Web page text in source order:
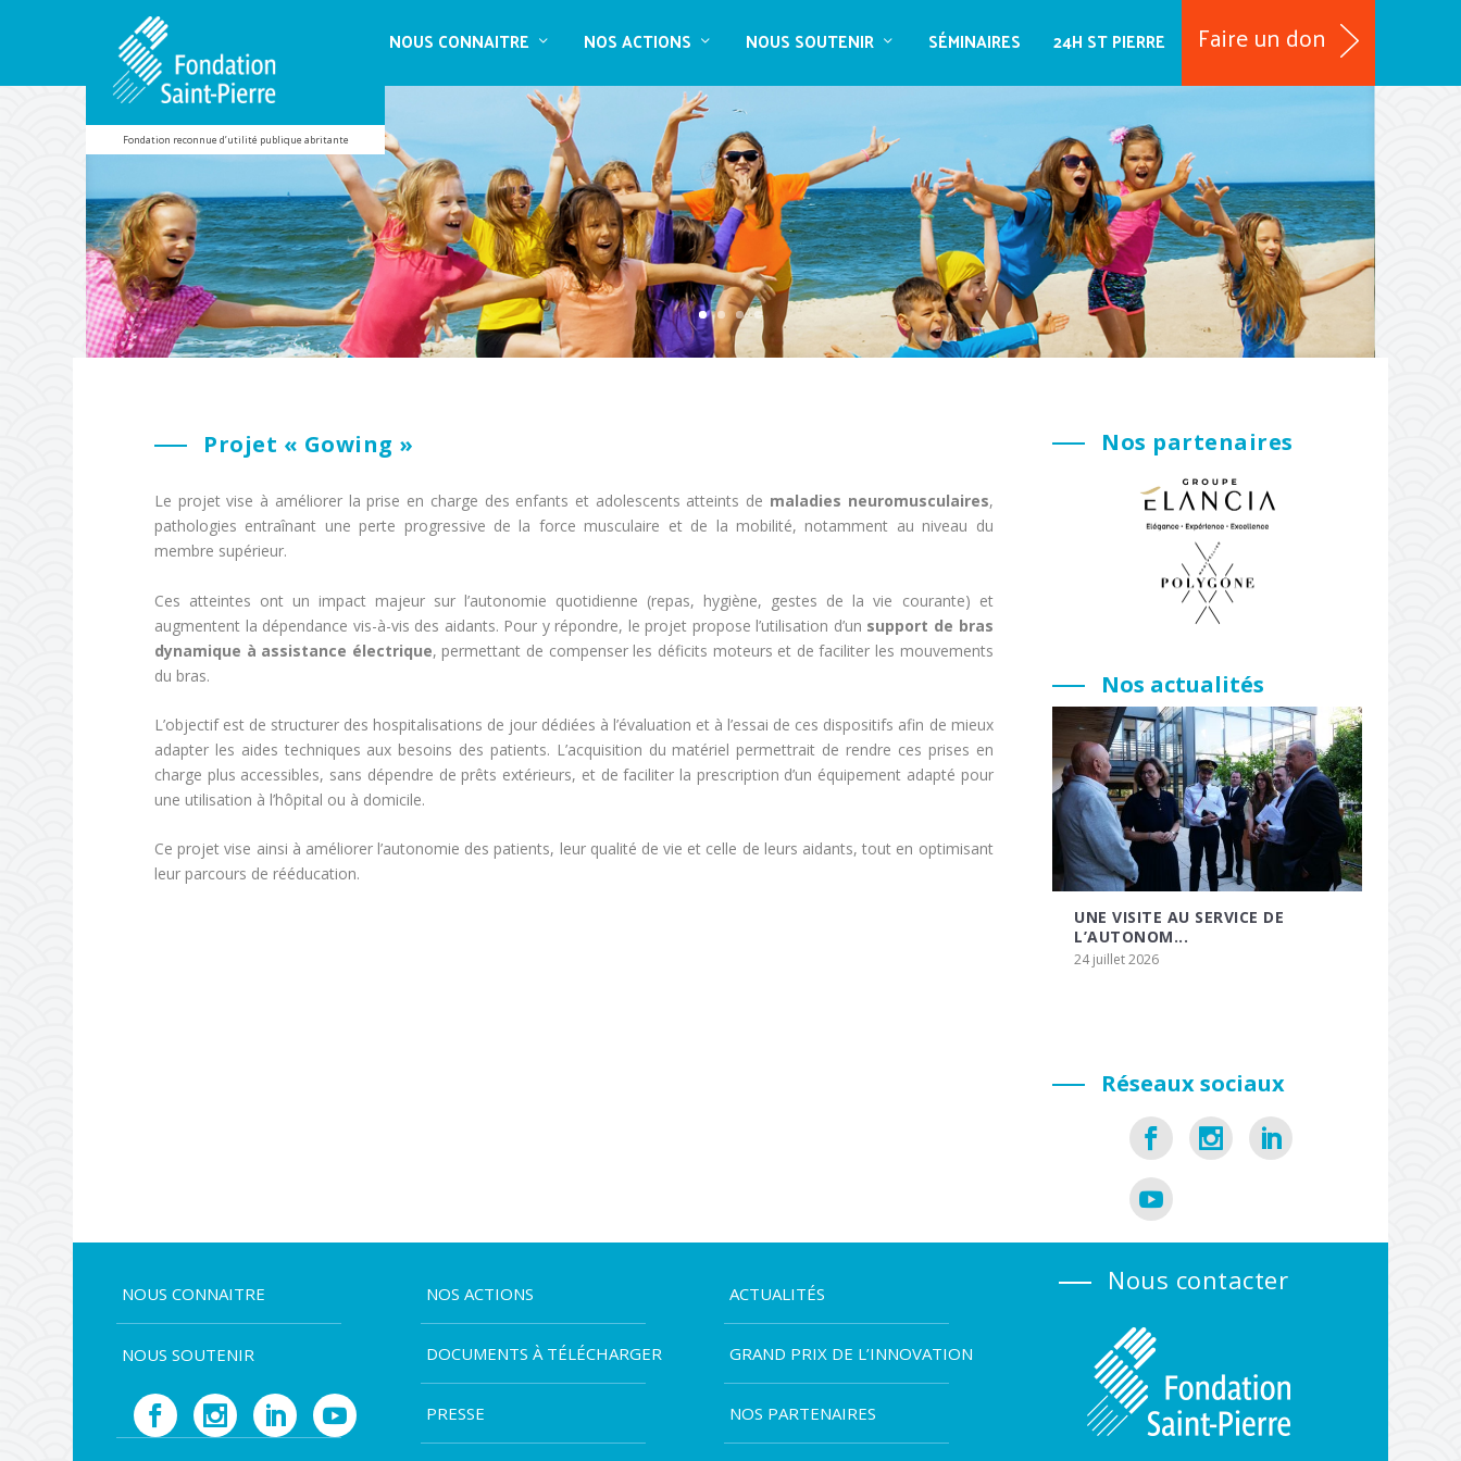
NOUS CONNAITRE NOS ACTIONS NOUS SOUTENIR SÉMINAIRES 24H ST PIERRE Faire un don
Projet « Gowing »
Le projet vise à améliorer la prise en charge des enfants et adolescents atteints de maladies neuromusculaires,
pathologies entraînant une perte progressive de la force musculaire et de la mobilité, notamment au niveau du
membre supérieur.
Ces atteintes ont un impact majeur sur l’autonomie quotidienne (repas, hygiène, gestes de la vie courante) et
augmentent la dépendance vis-à-vis des aidants. Pour y répondre, le projet propose l’utilisation d’un support de bras
dynamique à assistance électrique, permettant de compenser les déficits moteurs et de faciliter les mouvements
du bras.
L’objectif est de structurer des hospitalisations de jour dédiées à l’évaluation et à l’essai de ces dispositifs afin de mieux
adapter les aides techniques aux besoins des patients. L’acquisition du matériel permettrait de rendre ces prises en
charge plus accessibles, sans dépendre de prêts extérieurs, et de faciliter la prescription d’un équipement adapté pour
une utilisation à l’hôpital ou à domicile.
Ce projet vise ainsi à améliorer l’autonomie des patients, leur qualité de vie et celle de leurs aidants, tout en optimisant
leur parcours de rééducation.
Nos partenaires
Nos actualités
UNE VISITE AU SERVICE DE
L’AUTONOM...
24 juillet 2026
Réseaux sociaux
NOUS CONNAITRE NOS ACTIONS ACTUALITÉS
NOUS SOUTENIR DOCUMENTS À TÉLÉCHARGER GRAND PRIX DE L’INNOVATION
PRESSE NOS PARTENAIRES
Nous contacter